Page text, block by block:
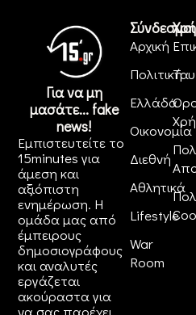
Για να μη
μασάτε... fake
news!
Εμπιστευτείτε το
15minutes για
άμεση και
αξιόπιστη
ενημέρωση. Η
ομάδα μας από
έμπειρους
δημοσιογράφους
και αναλυτές
εργάζεται
ακούραστα για
Σύνδεσμοι
Αρχική
Πολιτική
Ελλάδα
Οικονομία
Διεθνή
Αθλητικά
Lifestyle
War
Room